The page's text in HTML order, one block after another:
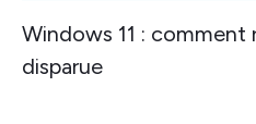
Windows 11 : comment
disparue